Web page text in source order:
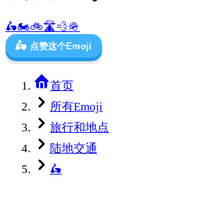
🛵🏍️🚲🛣️💨🪖
🛵 点赞这个Emoji
首页
所有Emoji
旅行和地点
陆地交通
🛵